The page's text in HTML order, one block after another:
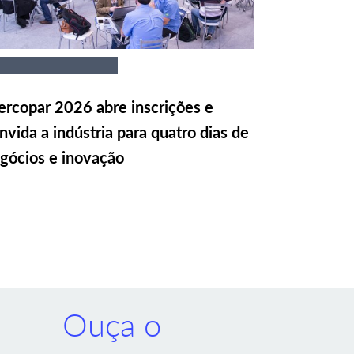
2026 abre inscrições e
a indústria para quatro dias de
e inovação
Ouça o